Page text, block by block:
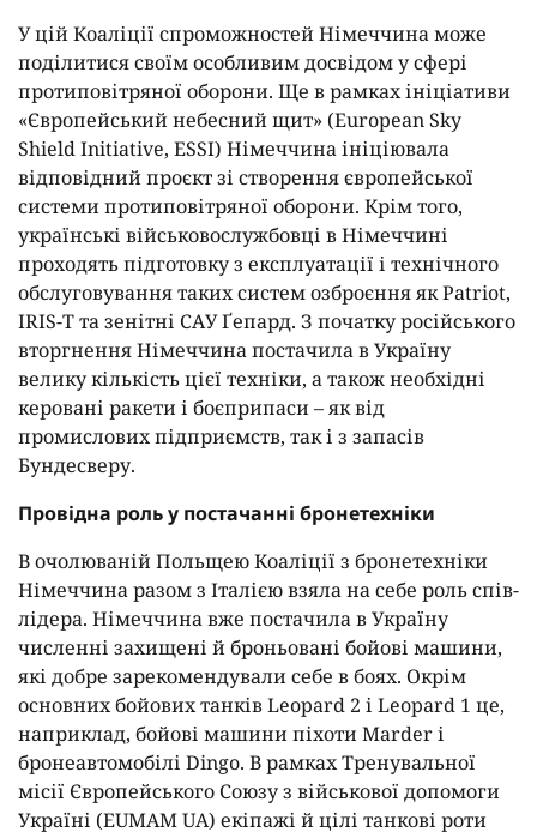
У цій Коаліції спроможностей Німеччина може
поділитися своїм особливим досвідом у сфері
протиповітряної оборони. Ще в рамках ініціативи
«Європейський небесний щит» (European Sky
Shield Initiative, ESSI) Німеччина ініціювала
відповідний проєкт зі створення європейської
системи протиповітряної оборони. Крім того,
українські військовослужбовці в Німеччині
проходять підготовку з експлуатації і технічного
обслуговування таких систем озброєння як Patriot,
IRIS-T та зенітні САУ Ґепард. З початку російського
вторгнення Німеччина постачила в Україну
велику кількість цієї техніки, а також необхідні
керовані ракети і боєприпаси – як від
промислових підприємств, так і з запасів
Бундесверу.
Провідна роль у постачанні бронетехніки
В очолюваній Польщею Коаліції з бронетехніки
Німеччина разом з Італією взяла на себе роль спів-
лідера. Німеччина вже постачила в Україну
численні захищені й броньовані бойові машини,
які добре зарекомендували себе в боях. Окрім
основних бойових танків Leopard 2 і Leopard 1 це,
наприклад, бойові машини піхоти Marder і
бронеавтомобілі Dingo. В рамках Тренувальної
місії Європейського Союзу з військової допомоги
Україні (EUMAM UA) екіпажі й цілі танкові роти